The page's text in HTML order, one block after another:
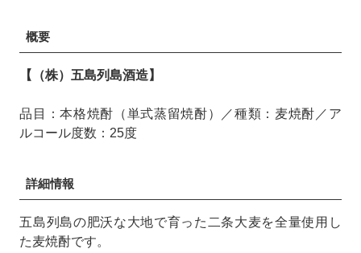
概要
【（株）五島列島酒造】
品目：本格焼酎（単式蒸留焼酎）／種類：麦焼酎／ア
ルコール度数：25度
詳細情報
五島列島の肥沃な大地で育った二条大麦を全量使用し
た麦焼酎です。